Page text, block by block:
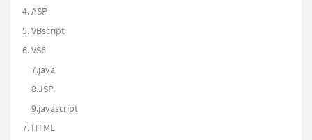
ASP
VBscript
VS6
7.java
8.JSP
9.javascript
HTML